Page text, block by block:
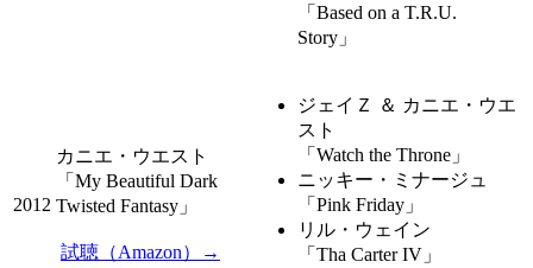
「Based on a T.R.U.
Story」
2012
カニエ・ウエスト
「My Beautiful Dark
Twisted Fantasy」
試聴（Amazon）→
ジェイＺ ＆ カニエ・ウエ
スト
「Watch the Throne」
ニッキー・ミナージュ
「Pink Friday」
リル・ウェイン
「Tha Carter IV」